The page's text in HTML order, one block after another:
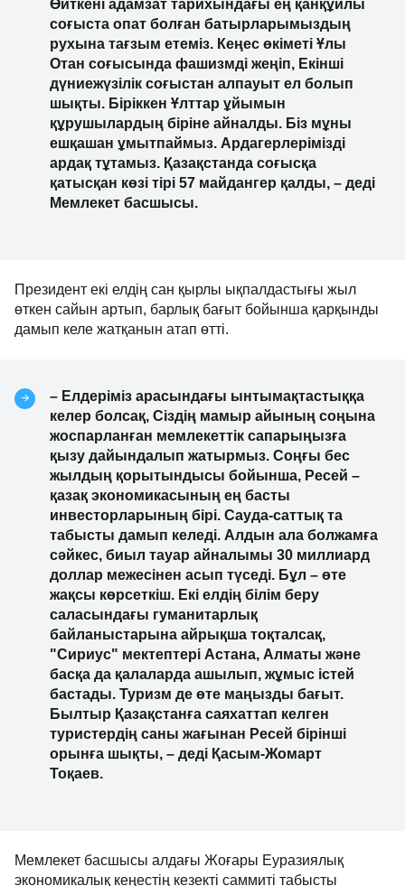
Өйткені адамзат тарихындағы ең қанқұйлы
соғыста опат болған батырларымыздың
рухына тағзым етеміз. Кеңес өкіметі Ұлы
Отан соғысында фашизмді жеңіп, Екінші
дүниежүзілік соғыстан алпауыт ел болып
шықты. Біріккен Ұлттар ұйымын
құрушылардың біріне айналды. Біз мұны
ешқашан ұмытпаймыз. Ардагерлерімізді
ардақ тұтамыз. Қазақстанда соғысқа
қатысқан көзі тірі 57 майдангер қалды, – деді
Мемлекет басшысы.
Президент екі елдің сан қырлы ықпалдастығы жыл
өткен сайын артып, барлық бағыт бойынша қарқынды
дамып келе жатқанын атап өтті.
– Елдеріміз арасындағы ынтымақтастыққа
келер болсақ, Сіздің мамыр айының соңына
жоспарланған мемлекеттік сапарыңызға
қызу дайындалып жатырмыз. Соңғы бес
жылдың қорытындысы бойынша, Ресей –
қазақ экономикасының ең басты
инвесторларының бірі. Сауда-саттық та
табысты дамып келеді. Алдын ала болжамға
сәйкес, биыл тауар айналымы 30 миллиард
доллар межесінен асып түседі. Бұл – өте
жақсы көрсеткіш. Екі елдің білім беру
саласындағы гуманитарлық
байланыстарына айрықша тоқталсақ,
"Сириус" мектептері Астана, Алматы және
басқа да қалаларда ашылып, жұмыс істей
бастады. Туризм де өте маңызды бағыт.
Былтыр Қазақстанға саяхаттап келген
туристердің саны жағынан Ресей бірінші
орынға шықты, – деді Қасым-Жомарт
Тоқаев.
Мемлекет басшысы алдағы Жоғары Еуразиялық
экономикалық кеңестің кезекті саммиті табысты